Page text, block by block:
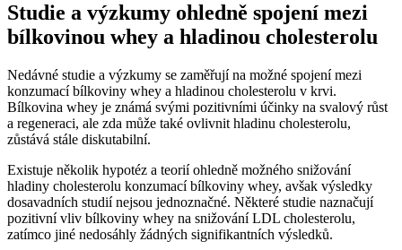
Studie a výzkumy ohledně spojení mezi
bílkovinou whey a hladinou cholesterolu
Nedávné studie a výzkumy se zaměřují na možné spojení mezi
konzumací bílkoviny whey a hladinou cholesterolu v krvi.
Bílkovina whey je známá svými pozitivními účinky na svalový růst
a regeneraci, ale zda může také ovlivnit hladinu cholesterolu,
zůstává stále diskutabilní.
Existuje několik hypotéz a teorií ohledně možného snižování
hladiny cholesterolu konzumací bílkoviny whey, avšak výsledky
dosavadních studií nejsou jednoznačné. Některé studie naznačují
pozitivní vliv bílkoviny whey na snižování LDL cholesterolu,
zatímco jiné nedosáhly žádných signifikantních výsledků.